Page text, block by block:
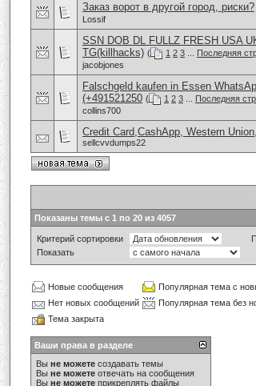
Заказ ворот в другой город, риски?
Lossif
SSN DOB DL FULLZ FRESH USA
TG(killhacks) ( 1 2 3 Последняя
jacobjones
Falschgeld kaufen in Essen
(+491521250 ( 1 2 3 Последняя
collins700
Credit Card,CashApp, Western
sellcvvdumps22
Показаны темы с 1 по 20 из 4057
Критерий сортировки
Показать
Новые сообщения
Популярная тема с
Нет новых сообщений
Популярная тема без
Тема закрыта
Ваши права в разделе
Вы не можете создавать темы
Вы не можете отвечать на сообщения
Вы не можете прикреплять файлы